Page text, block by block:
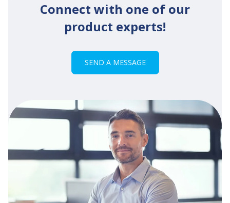
Connect with one of our
product experts!
SEND A MESSAGE